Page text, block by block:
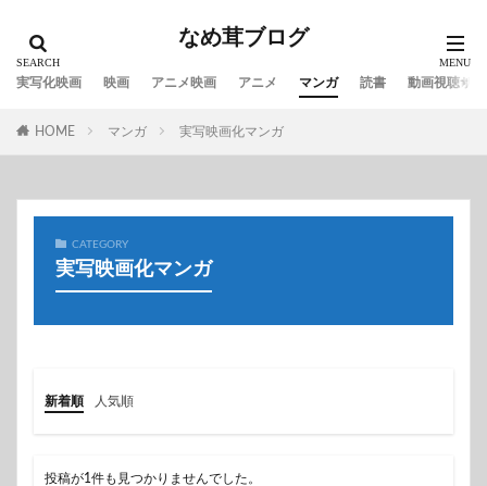
なめ茸ブログ
実写化映画 映画 アニメ映画 アニメ マンガ 読書 動画視聴サ
HOME マンガ 実写映画化マンガ
CATEGORY
実写映画化マンガ
新着順 人気順
投稿が1件も見つかりませんでした。